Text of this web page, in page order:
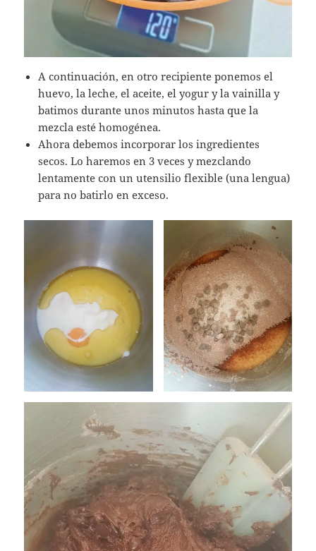
A continuación, en otro recipiente ponemos el
huevo, la leche, el aceite, el yogur y la vainilla y
batimos durante unos minutos hasta que la
mezcla esté homogénea.
Ahora debemos incorporar los ingredientes
secos. Lo haremos en 3 veces y mezclando
lentamente con un utensilio flexible (una lengua)
para no batirlo en exceso.